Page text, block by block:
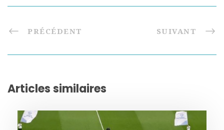
PRÉCÉDENT SUIVANT
Articles similaires